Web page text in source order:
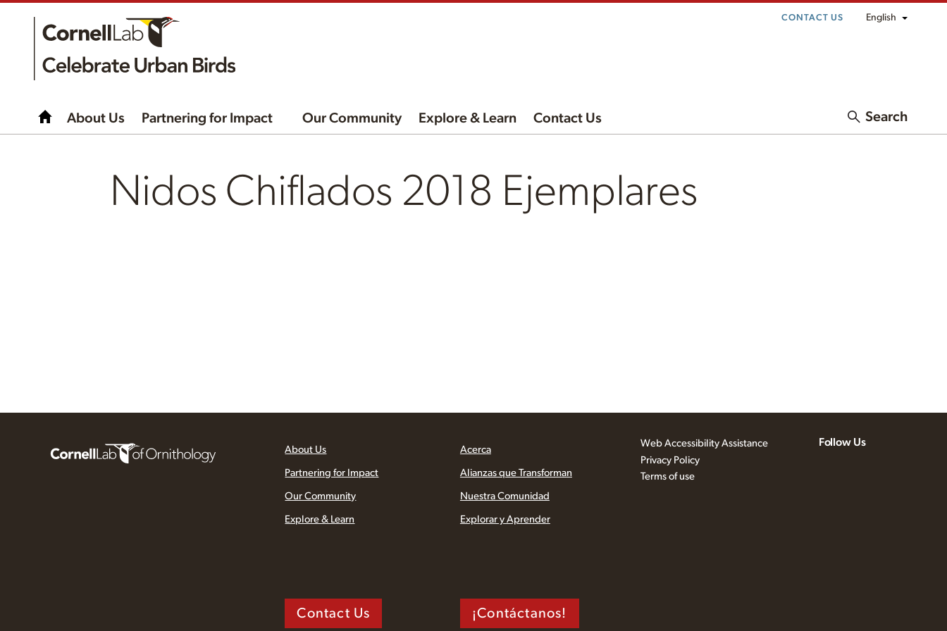
CONTACT US English
About Us Partnering for Impact Our Community Explore & Learn Contact Us Search
Nidos Chiflados 2018 Ejemplares
About Us
Partnering for Impact
Our Community
Explore & Learn
Contact Us
Acerca
Alianzas que Transforman
Nuestra Comunidad
Explorar y Aprender
¡Contáctanos!
Web Accessibility Assistance
Privacy Policy
Terms of use
Follow Us